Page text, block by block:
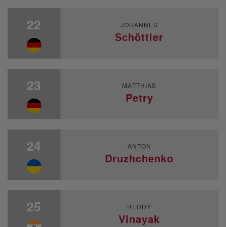
22 JOHANNES
Schöttler
23 MATTHIAS
Petry
24 ANTON
Druzhchenko
25 REDDY
Vinayak